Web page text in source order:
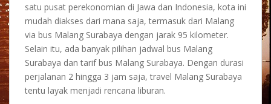
satu pusat perekonomian di Jawa dan Indonesia, kota ini
mudah diakses dari mana saja, termasuk dari Malang
via bus Malang Surabaya dengan jarak 95 kilometer.
Selain itu, ada banyak pilihan jadwal bus Malang
Surabaya dan tarif bus Malang Surabaya. Dengan durasi
perjalanan 2 hingga 3 jam saja, travel Malang Surabaya
tentu layak menjadi rencana liburan.